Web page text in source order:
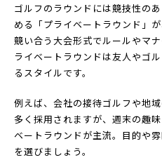
ゴルフのラウンドには競技性の
める「プライベートラウンド」
競い合う大会形式でルールやマ
ライベートラウンドは友人やゴ
るスタイルです。
例えば、会社の接待ゴルフや地
多く採用されますが、週末の趣
ベートラウンドが主流。目的や
を選びましょう。